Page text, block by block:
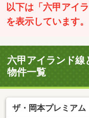
以下は「六甲アイ
を表示しています。
六甲アイランド線
物件一覧
ザ・岡本プレミアム